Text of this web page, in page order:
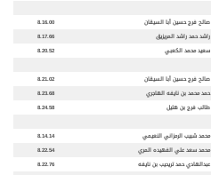
صالح فرج حسين أبا السيقان
8.16.00
راشد حمد راشد المريزيق
8.17.66
سعيد محمد الكعبي 8.20.52
صالح فرج حسين أبا السيقان
8.21.02
حمد محمد بن نايفه الهاجري
8.23.68
طالب فرج بن هليل 8.24.58
محمد شبيب الرمزاني النعيمي
8.14.14
محمد سعد علي الفهيده المري
8.22.54
عبدالهادي حمد تريحيب بن نايفه 8.22.76